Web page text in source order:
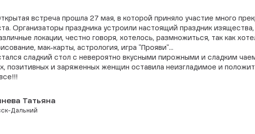
встреча прошла 27 мая, в которой приняло участие много
Организаторы праздника устроили настоящий праздник
локации, честно говоря, хотелось, размножиться, так как
мак-карты, астрология, игра "Прояви"...
сладкий стол с невероятно вкусными пирожными и сладким
позитивных и заряженных женщин оставила неизгладимое и
Татьяна
Дальний